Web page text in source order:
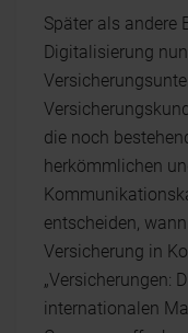
Später als andere
Digitalisierung
die noch
herkömmlichen
entscheiden,
Versicherung in
„Versicherungen:
internationalen